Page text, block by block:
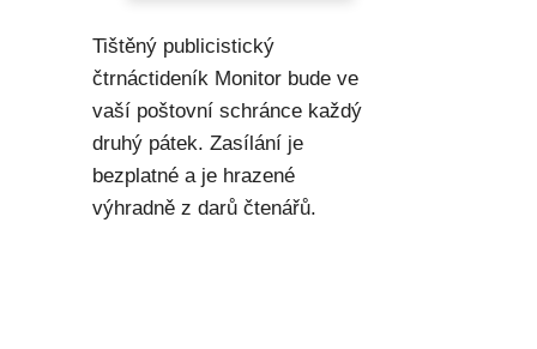
Tištěný publicistický
čtrnáctideník Monitor bude ve
vaší poštovní schránce každý
druhý pátek. Zasílání je
bezplatné a je hrazené
výhradně z darů čtenářů.